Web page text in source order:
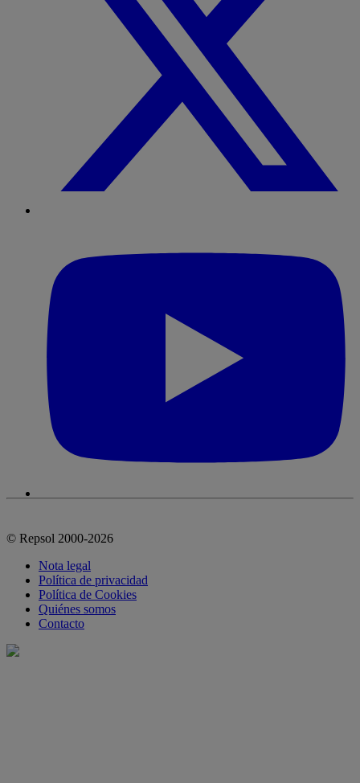
© Repsol 2000-2026
Nota legal
Política de privacidad
Política de Cookies
Quiénes somos
Contacto